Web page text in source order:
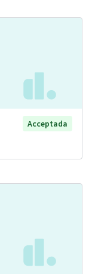
Acceptada